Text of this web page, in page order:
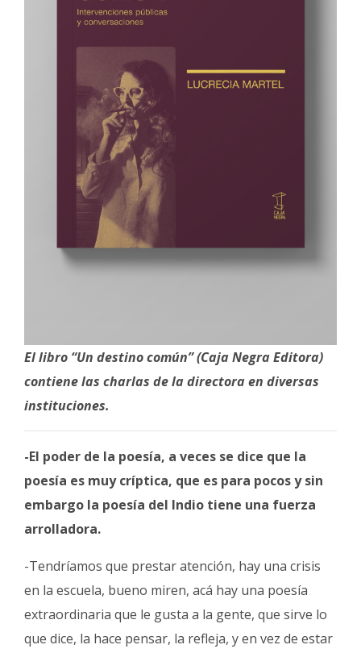
El libro “Un destino común” (Caja Negra Editora)
contiene las charlas de la directora en diversas
instituciones.
-El poder de la poesía, a veces se dice que la
poesía es muy críptica, que es para pocos y sin
embargo la poesía del Indio tiene una fuerza
arrolladora.
-Tendríamos que prestar atención, hay una crisis
en la escuela, bueno miren, acá hay una poesía
extraordinaria que le gusta a la gente, que sirve lo
que dice, la hace pensar, la refleja, y en vez de estar